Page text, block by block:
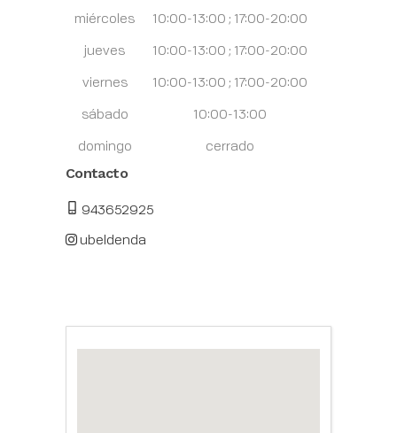
miércoles
10:00-13:00 ; 17:00-20:00
jueves
10:00-13:00 ; 17:00-20:00
viernes
10:00-13:00 ; 17:00-20:00
sábado
10:00-13:00
domingo
cerrado
Contacto
943652925
ubeldenda